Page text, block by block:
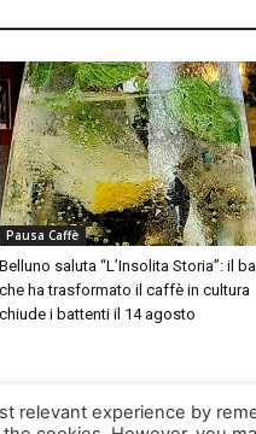
Pausa Caffè
Belluno saluta “L’Insolita Storia”: il
che ha trasformato il caffè in cultura
chiude i battenti il 14 agosto
relevant experience by